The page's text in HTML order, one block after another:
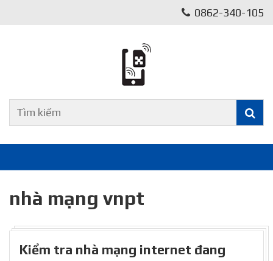
0862-340-105
nhà mạng vnpt
Kiểm tra nhà mạng internet đang